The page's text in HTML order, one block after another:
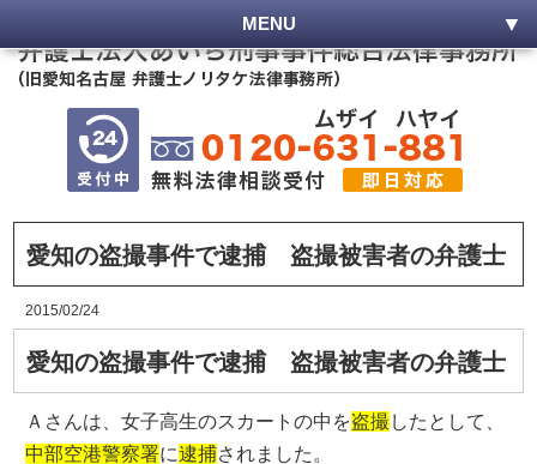
MENU
愛知の盗撮事件で逮捕 盗撮被害者の弁護士
2015/02/24
愛知の盗撮事件で逮捕 盗撮被害者の弁護士
Ａさんは、女子高生のスカートの中を盗撮 したとして、
中部空港警察署に逮捕されました。